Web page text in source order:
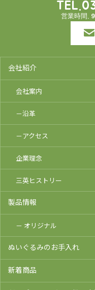
営業時間.
会社紹介
会社案内
－沿革
－アクセス
企業理念
三英ヒストリー
製品情報
－ オリジナル
ぬいぐるみのお手入れ
新着商品